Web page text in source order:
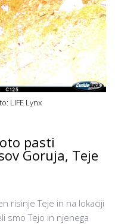
LIFE Lynx
pasti
Goruja, Teje
risinje Teje in na lokaciji
smo Tejo in njenega